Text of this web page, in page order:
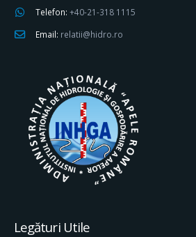
Telefon: +40-21-318 1115
Email: relatii@hidro.ro
Legături Utile